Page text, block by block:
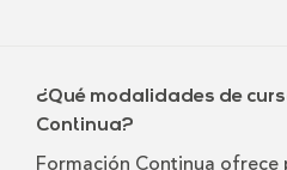
¿Qué modalidades de
Continua?
Formación Continua